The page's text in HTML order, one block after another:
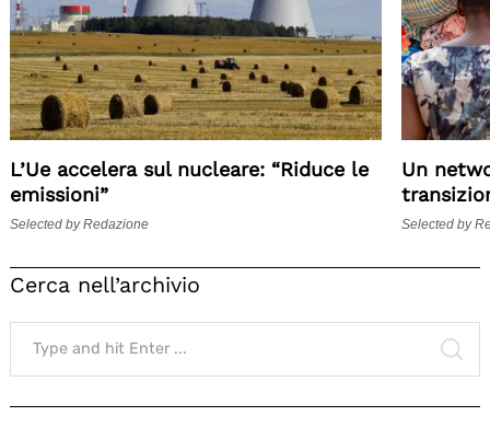
L’Ue accelera sul nucleare: “Riduce le
emissioni”
Selected by Redazione
Un
Selected by
Cerca nell’archivio
Search
for: